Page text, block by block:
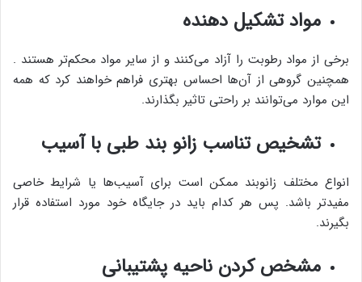
مواد تشکیل دهنده
برخی از مواد رطوبت را آزاد می‌کنند و از سایر مواد محکم‌تر هستند .
همچنین گروهی از آن‌ها احساس بهتری فراهم خواهند کرد که همه
این موارد می‌توانند بر راحتی تاثیر بگذارند.
تشخیص تناسب زانو بند طبی با آسیب
انواع مختلف زانوبند ممکن است برای آسیب‌ها یا شرایط خاصی
مفیدتر باشد. پس هر کدام باید در جایگاه خود مورد استفاده قرار
بگیرند.
مشخص کردن ناحیه پشتیبانی